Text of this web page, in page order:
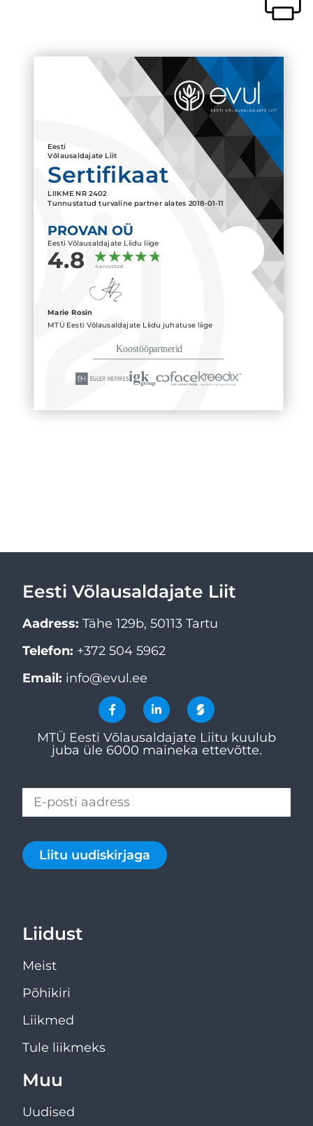
Eesti
Võlausaldajate Liit
Sertifikaat
LIIKME NR 2402
Tunnustatud turvaline partner alates 2018-01-11
PROVAN OÜ
Eesti Võlausaldajate Liidu liige
4.8 4 arvustust
Marie Rosin
MTÜ Eesti Võlausaldajate Liidu juhatuse liige
Eesti Võlausaldajate Liit
Aadress: Tähe 129b, 50113 Tartu
Telefon: +372 504 5962
Email: info@evul.ee
MTÜ Eesti Võlausaldajate Liitu kuulub
juba üle 6000 maineka ettevõtte.
Liitu uudiskirjaga
Liidust
Meist
Põhikiri
Liikmed
Tule liikmeks
Muu
Uudised